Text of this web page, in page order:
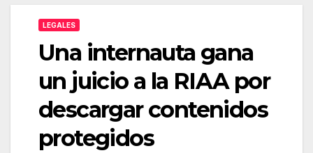
LEGALES
Una internauta gana
un juicio a la RIAA por
descargar contenidos
protegidos